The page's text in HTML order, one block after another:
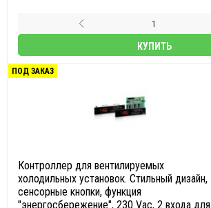
КУПИТЬ
ПОД ЗАКАЗ
Контроллер для вентилируемых
холодильных установок. Стильный дизайн,
сенсорные кнопки, функция
"энергосбережение", 230 Vac, 2 входа для